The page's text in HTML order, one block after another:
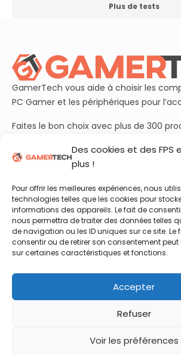
Des cookies et des FPS
plus !
Pour offrir les meilleures expériences, nous
technologies telles que les cookies pour
informations des appareils. Le fait de
nous permettra de traiter des données telles
de navigation ou les ID uniques sur ce site. Le
consentir ou de retirer son consentement
sur certaines caractéristiques et fonctions.
Accepter
Refuser
Voir les préférences
Plus de tests
GamerTech vous aide à choisir les
PC Gamer et les périphériques pour
Faites le bon choix avec plus de 300
Rejoignez aussi nos plus de 50 000
en vidéo !
Retrouvez nous sur :
Twitter
Instagram
YouTube
Facebook